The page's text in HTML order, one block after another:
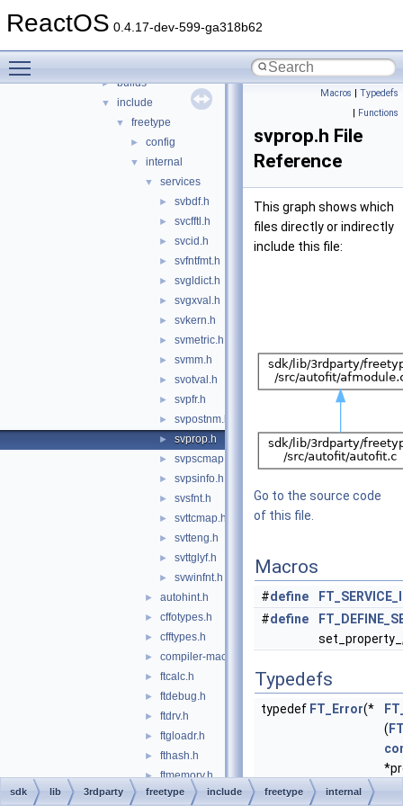
ReactOS 0.4.17-dev-599-ga318b62
► adns
► builds
▼ include
▼ freetype
► config
▼ internal
▼ services
► svbdf.h
► svcfftl.h
► svcid.h
► svfntfmt.h
► svgldict.h
► svgxval.h
► svkern.h
► svmetric.h
► svmm.h
► svotval.h
► svpfr.h
► svpostnm.h
► svprop.h
► svpscmap.h
► svpsinfo.h
► svsfnt.h
► svttcmap.h
► svtteng.h
► svttglyf.h
► svwinfnt.h
► autohint.h
► cffotypes.h
► cfftypes.h
► compiler-macros.h
► ftcalc.h
► ftdebug.h
► ftdrv.h
► ftgloadr.h
► fthash.h
► ftmemory.h
► ftobjs.h
Macros | Typedefs
| Functions
svprop.h File
Reference
This graph shows which
files directly or indirectly
include this file:
Go to the source code
of this file.
Macros
#define
#define
Typedefs
typedef FT_Error(*
(
sdk lib 3rdparty freetype include freetype internal